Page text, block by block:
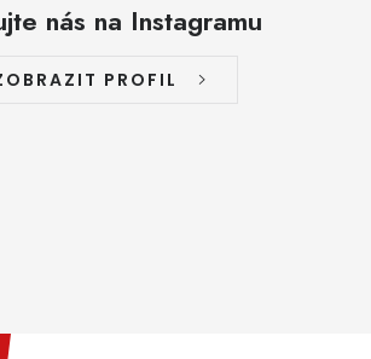
nás na Instagramu
PROFIL